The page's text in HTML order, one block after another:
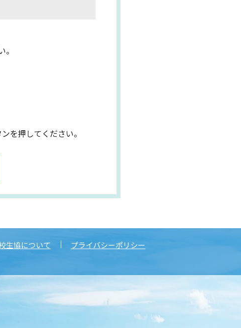
を押してください。
生協について
プライバシーポリシー